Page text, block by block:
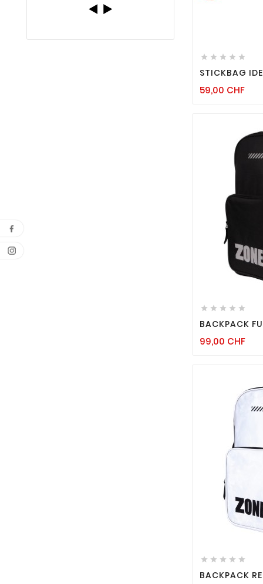
    
STICKBAG
59,00 CHFPrix
    
BACKPACK
99,00 CHFPrix
    
BACKPACK